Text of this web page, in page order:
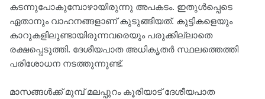
കടന്നുപോകുമ്പോഴായിരുന്നു അപകടം. ഇതുൾപ്പെടെ
ഏതാനും വാഹനങ്ങളാണ് കുടുങ്ങിയത്. കുട്ടികളെയും
കാറുകളിലുണ്ടായിരുന്നവരെയും പരുക്കില്ലാതെ
രക്ഷപ്പെടുത്തി. ദേശീയപാത അധികൃതർ സ്ഥലത്തെത്തി
പരിശോധന നടത്തുന്നുണ്ട്.
മാസങ്ങൾക്ക് മുമ്പ് മലപ്പുറം കൂരിയാട് ദേശീയപാത